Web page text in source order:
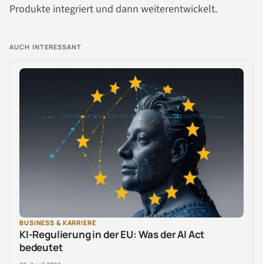
Produkte integriert und dann weiterentwickelt.
AUCH INTERESSANT
BUSINESS & KARRIERE
KI-Regulierung in der EU: Was der AI Act
bedeutet